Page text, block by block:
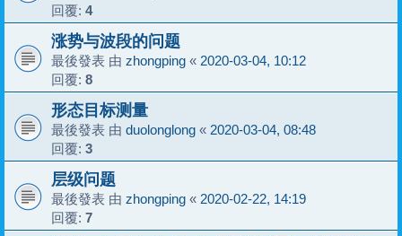
回覆: 4
涨势与波段的问题
最後發表 由 zhongping « 2020-03-04, 10:12
回覆: 8
形态目标测量
最後發表 由 duolonglong « 2020-03-04, 08:48
回覆: 3
层级问题
最後發表 由 zhongping « 2020-02-22, 14:19
回覆: 7